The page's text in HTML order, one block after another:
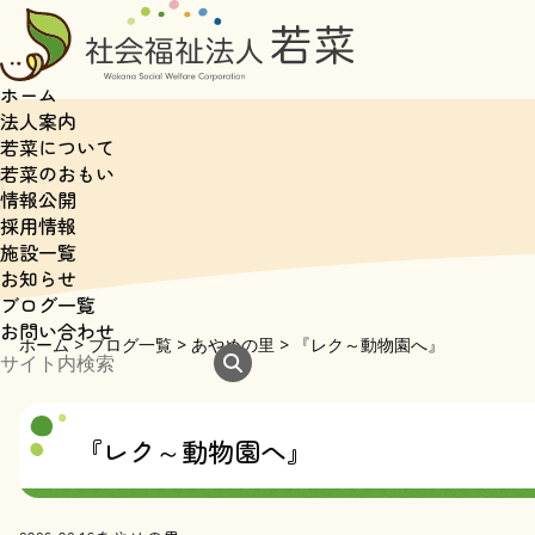
ホーム
法人案内
若菜について
若菜のおもい
情報公開
採用情報
施設一覧
お知らせ
ブログ一覧
お問い合わせ
ホーム>ブログ一覧 > あやめの里 > 『レク～動物園へ』
『レク～動物園へ』